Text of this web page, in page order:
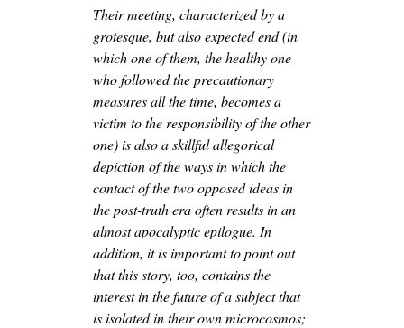
Their meeting, characterized by a
grotesque, but also expected end (in
which one of them, the healthy one
who followed the precautionary
measures all the time, becomes a
victim to the responsibility of the other
one) is also a skillful allegorical
depiction of the ways in which the
contact of the two opposed ideas in
the post-truth era often results in an
almost apocalyptic epilogue. In
addition, it is important to point out
that this story, too, contains the
interest in the future of a subject that
is isolated in their own microcosmos;